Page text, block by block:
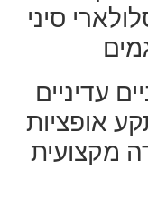
סיני
עדיניים
אופציות
מקצועית